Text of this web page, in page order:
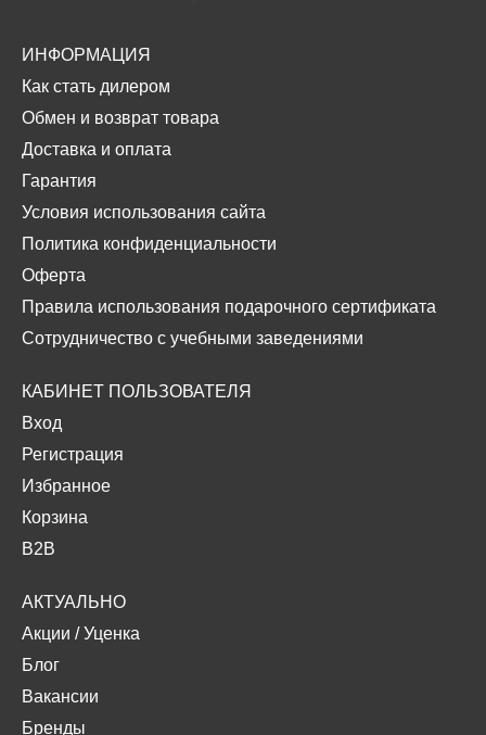
ИНФОРМАЦИЯ
Как стать дилером
Обмен и возврат товара
Доставка и оплата
Гарантия
Условия использования сайта
Политика конфиденциальности
Оферта
Правила использования подарочного сертификата
Сотрудничество с учебными заведениями
КАБИНЕТ ПОЛЬЗОВАТЕЛЯ
Вход
Регистрация
Избранное
Корзина
B2B
АКТУАЛЬНО
Акции /Уценка
Блог
Вакансии
Бренды